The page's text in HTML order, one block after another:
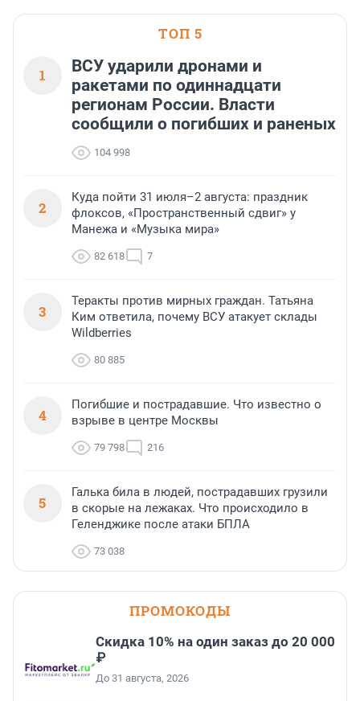
ТОП 5
1
ВСУ ударили дронами и
ракетами по одиннадцати
регионам России. Власти
сообщили о погибших и раненых
104 998
2
Куда пойти 31 июля–2 августа: праздник
флоксов, «Пространственный сдвиг» у
Манежа и «Музыка мира»
82 618 7
3
Теракты против мирных граждан. Татьяна
Ким ответила, почему ВСУ атакует склады
Wildberries
80 885
4
Погибшие и пострадавшие. Что известно о
взрыве в центре Москвы
79 798 216
5
Галька била в людей, пострадавших грузили
в скорые на лежаках. Что происходило в
Геленджике после атаки БПЛА
73 038
ПРОМОКОДЫ
Скидка 10% на один заказ до 20 000
₽
До 31 августа, 2026